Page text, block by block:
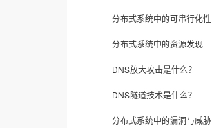
分布式系统中的可串行化性
分布式系统中的资源发现
DNS放大攻击是什么？
DNS隧道技术是什么？
分布式系统中的漏洞与威胁